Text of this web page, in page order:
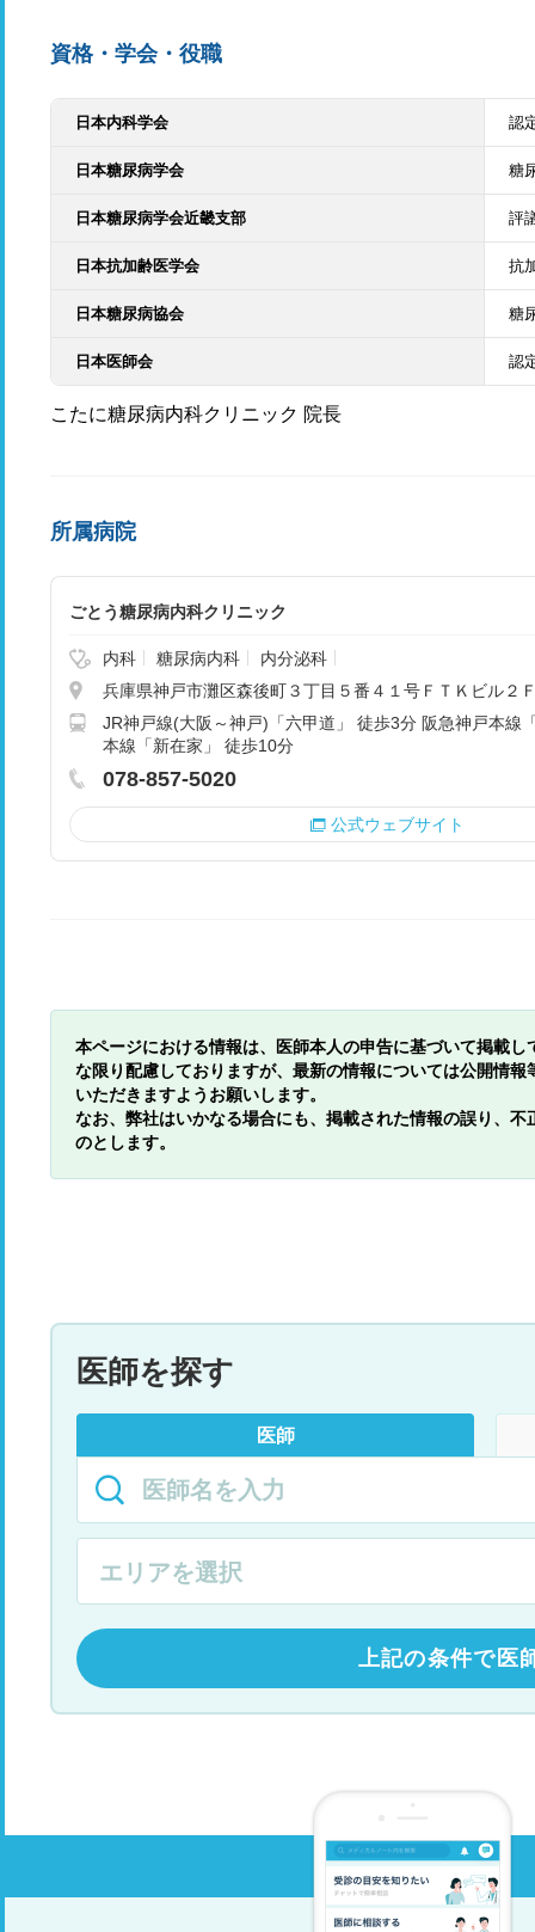
資格・学会・役職
日本内科学会 認
日本糖尿病学会 糖
日本糖尿病学会近畿支部 評
日本抗加齢医学会 抗
日本糖尿病協会 糖
日本医師会 認
こたに糖尿病内科クリニック 院長
所属病院
ごとう糖尿病内科クリニック
内科 糖尿病内科
内分泌科
兵庫県神戸市灘区森後町３丁目５番４１号ＦＴＫビル２
JR神戸線(大阪～神戸)「六甲道」 徒歩3分 阪急神戸本線
本線「新在家」 徒歩10分
078-857-5020
公式ウェブサイト
本ページにおける情報は、医師本人の申告に基づいて掲載
な限り配慮しておりますが、最新の情報については公開情
いただきますようお願いします。
なお、弊社はいかなる場合にも、掲載された情報の誤り、
のとします。
医師を探す
医師
上記の条件で医